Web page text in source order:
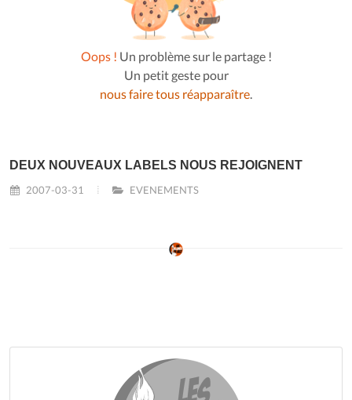
Oops ! Un problème sur le partage !
Un petit geste pour
nous faire tous réapparaître.
DEUX NOUVEAUX LABELS NOUS REJOIGNENT
2007-03-31 EVENEMENTS